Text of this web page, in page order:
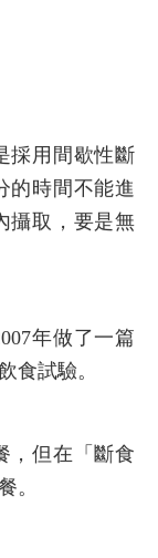
採用間歇性斷
的時間不能進
攝取，要是無
年做了一篇
食試驗。
，但在「斷食
。